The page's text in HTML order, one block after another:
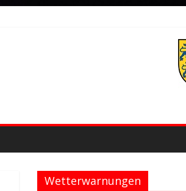
Wetterwarnungen